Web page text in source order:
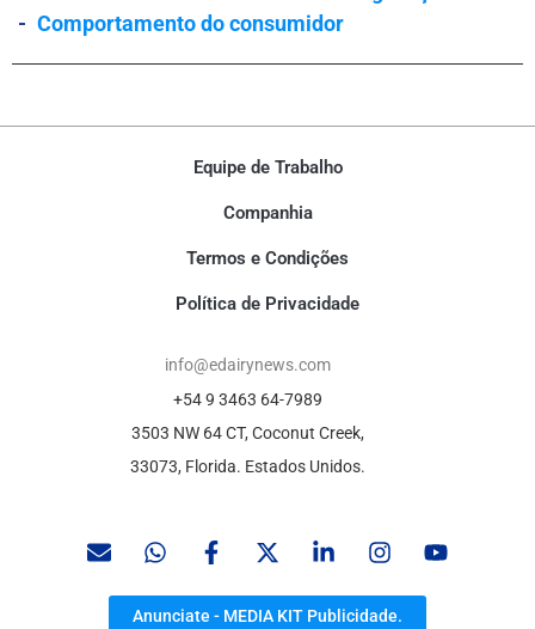
- Comportamento do consumidor
Equipe de Trabalho
Companhia
Termos e Condições
Política de Privacidade
info@edairynews.com
+54 9 3463 64-7989
3503 NW 64 CT, Coconut Creek,
33073, Florida. Estados Unidos.
Anunciate - MEDIA KIT Publicidade.